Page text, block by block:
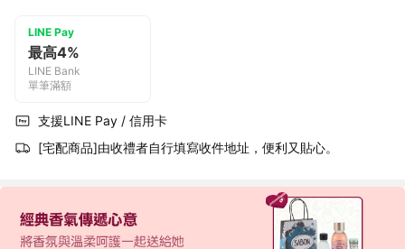
LINE Pay
最高4%
LINE Bank
單筆滿額
支援LINE Pay / 信用卡
[宅配商品]由收禮者自行填寫收件地址，便利又貼心。